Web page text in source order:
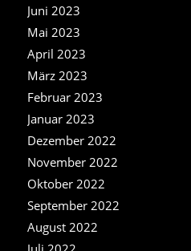
Juni 2023
Mai 2023
April 2023
März 2023
Februar 2023
Januar 2023
Dezember 2022
November 2022
Oktober 2022
September 2022
August 2022